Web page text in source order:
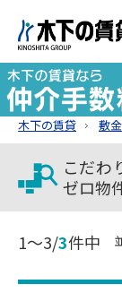
木下の賃貸 敷
こだわ
ゼロ物
1～3/3件中